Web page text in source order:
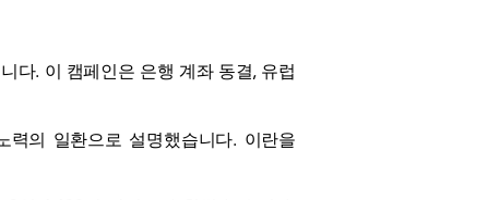
다. 이 캠페인은 은행 계좌 동결, 유럽
의 일환으로 설명했습니다. 이란을